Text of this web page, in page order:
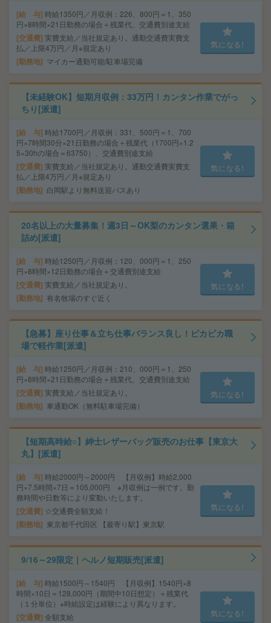
給 与 時給1350円／月収例：226、800円＝1、350
円×8時間×21日勤務の場合＋残業代、交通費別途支給
交通費 実費支給／当社規定あり。通勤交通費実費支
払／上限4万円／月※規定あり
勤務地 マイカー通勤可能/駐車場完備
気になる!
【未経験OK】短期月収例：33万円！カンタン作業でがっ
ちり[派遣]
給 与 時給1700円／月収例：331、500円＝1、700
円×7時間30分×21日勤務の場合＋残業代（1700円×1.2
5×30hの場合＝63750）、交通費別途支給
交通費 実費支給／当社規定あり。通勤交通費実費支
払／上限4万円／月※規定あり
勤務地 白岡駅より無料送迎バスあり
気になる!
20名以上の大量募集！週3日～OK梨のカンタン選果・箱
詰め[派遣]
給 与 時給1250円／月収例：120、000円＝1、250
円×8時間×12日勤務の場合＋交通費別途支給
交通費 実費支給／当社規定あり。
勤務地 有名牧場のすぐ近く
気になる!
【急募】座り仕事＆立ち仕事バランス良し！ピカピカ職
場で軽作業[派遣]
給 与 時給1250円／月収例：210、000円＝1、250
円×8時間×21日勤務の場合＋残業代、交通費別途支給
交通費 実費支給／当社規定あり。
勤務地 車通勤OK（無料駐車場完備）
気になる!
【短期高時給○】紳士レザーバッグ販売のお仕事【東京大
丸】[派遣]
給 与 時給2000円～2000円 【月収例】時給2,000
円×7.5時間×7日＝105,000円 ※月収例は一例です。勤
務時間や日数等により変動いたします。
交通費 ☆交通費全額支給！
勤務地 東京都千代田区 【最寄り駅】東京駅
気になる!
9/16～29限定｜ヘルノ短期販売[派遣]
給 与 時給1500円～1540円 【月収例】1540円×8
時間×10日＝128,000円（期間中10日想定）＋残業代
（１分単位）※時給設定は経験により異なります。
交通費 全額支給 気になる!